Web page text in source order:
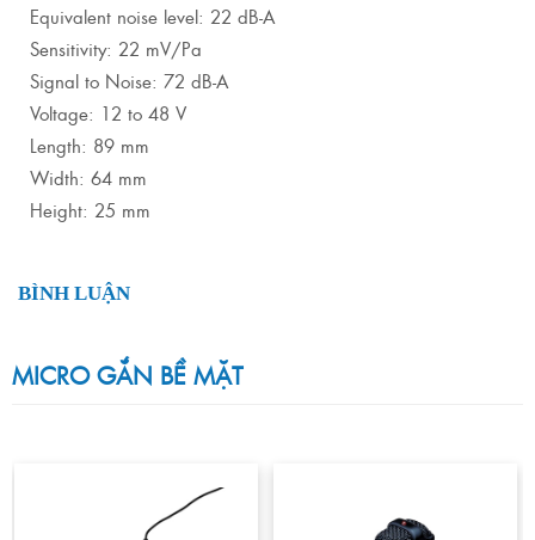
Equivalent noise level: 22 dB-A
Sensitivity: 22 mV/Pa
Signal to Noise: 72 dB-A
Voltage: 12 to 48 V
Length: 89 mm
Width: 64 mm
Height: 25 mm
BÌNH LUẬN
MICRO GẮN BỀ MẶT